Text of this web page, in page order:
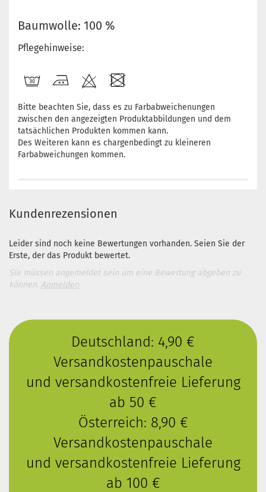
Baumwolle: 100 %
Pflegehinweise:
Bitte beachten Sie, dass es zu Farbabweichenungen
zwischen den angezeigten Produktabbildungen und dem
tatsächlichen Produkten kommen kann.
Des Weiteren kann es chargenbedingt zu kleineren
Farbabweichungen kommen.
Kundenrezensionen
Leider sind noch keine Bewertungen vorhanden. Seien Sie der
Erste, der das Produkt bewertet.
Sie müssen angemeldet sein um eine Bewertung abgeben zu
können. Anmelden
Deutschland: 4,90 €
Versandkostenpauschale
und versandkostenfreie Lieferung
ab 50 €
Österreich: 8,90 €
Versandkostenpauschale
und versandkostenfreie Lieferung
ab 100 €